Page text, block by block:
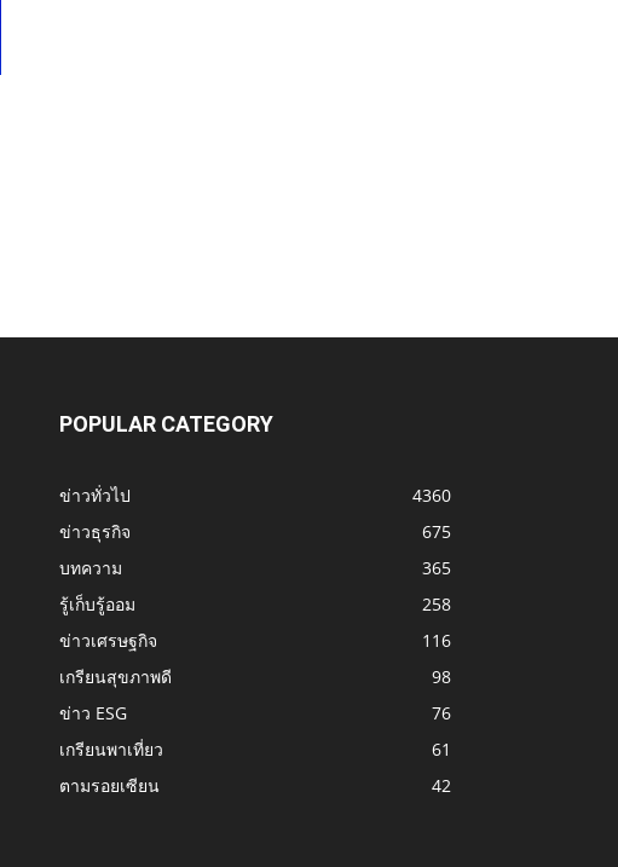
POPULAR CATEGORY
ข่าวทั่วไป
4360
ข่าวธุรกิจ
675
บทความ
365
รู้เก็บรู้ออม
258
ข่าวเศรษฐกิจ
116
เกรียนสุขภาพดี
98
ข่าว ESG
76
เกรียนพาเที่ยว
61
ตามรอยเซียน
42